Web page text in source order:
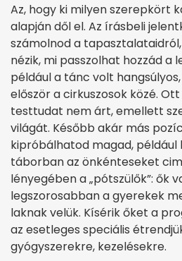
Az, hogy ki milyen szerepkört
alapján dől el. Az írásbeli
számolnod a
nézik, mi passzolhat hozzád a
például a tánc volt
először a cirkuszosok közé.
testtudat nem árt, emellett
világát. Később akár más
kipróbálhatod magad,
táborban az önkénteseket
lényegében a „pótszülők”: ők
legszorosabban a gyerekek
laknak velük. Kísérik őket a
az esetleges speciális
gyógyszerekre, kezelésekre.